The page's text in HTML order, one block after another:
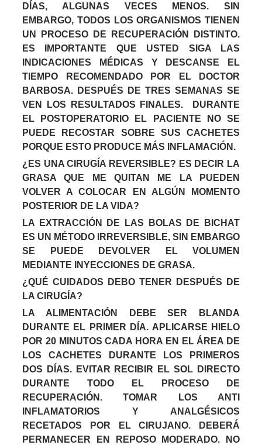
DÍAS, ALGUNAS VECES MENOS. SIN
EMBARGO, TODOS LOS ORGANISMOS TIENEN
UN PROCESO DE RECUPERACIÓN DISTINTO.
ES IMPORTANTE QUE USTED SIGA LAS
INDICACIONES MÉDICAS Y DESCANSE EL
TIEMPO RECOMENDADO POR EL DOCTOR
BARBOSA. DESPUÉS DE TRES SEMANAS SE
VEN LOS RESULTADOS FINALES. DURANTE
EL POSTOPERATORIO EL PACIENTE NO SE
PUEDE RECOSTAR SOBRE SUS CACHETES
PORQUE ESTO PRODUCE MÁS INFLAMACIÓN.
¿ES UNA CIRUGÍA REVERSIBLE? ES DECIR LA
GRASA QUE ME QUITAN ME LA PUEDEN
VOLVER A COLOCAR EN ALGÚN MOMENTO
POSTERIOR DE LA VIDA?
LA EXTRACCIÓN DE LAS BOLAS DE BICHAT
ES UN MÉTODO IRREVERSIBLE, SIN EMBARGO
SE PUEDE DEVOLVER EL VOLUMEN
MEDIANTE INYECCIONES DE GRASA.
¿QUÉ CUIDADOS DEBO TENER DESPUÉS DE
LA CIRUGÍA?
LA ALIMENTACIÓN DEBE SER BLANDA
DURANTE EL PRIMER DÍA. APLICARSE HIELO
POR 20 MINUTOS CADA HORA EN EL ÁREA DE
LOS CACHETES DURANTE LOS PRIMEROS
DOS DÍAS. EVITAR RECIBIR EL SOL DIRECTO
DURANTE TODO EL PROCESO DE
RECUPERACIÓN. TOMAR LOS ANTI
INFLAMATORIOS Y ANALGÉSICOS
RECETADOS POR EL CIRUJANO. DEBERÁ
PERMANECER EN REPOSO MODERADO. NO